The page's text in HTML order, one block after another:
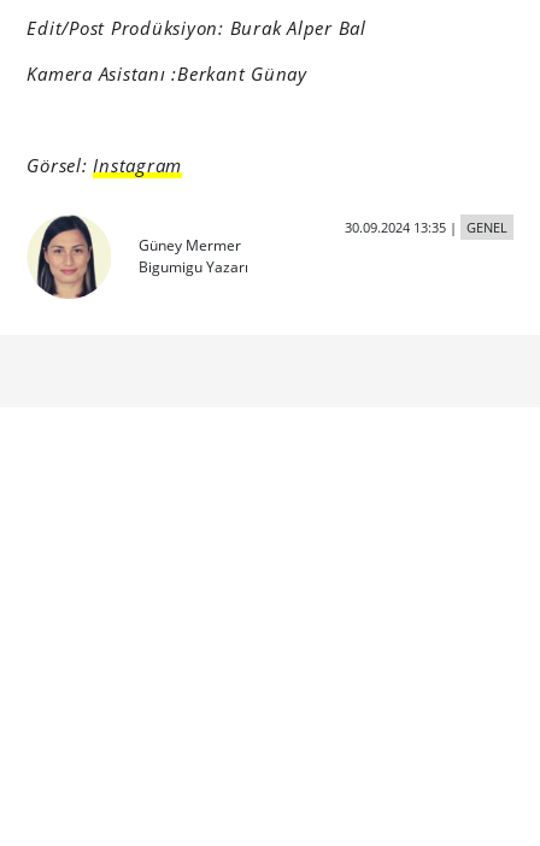
Edit/Post Prodüksiyon: Burak Alper Bal
Kamera Asistanı :Berkant Günay
Görsel:Instagram
Güney Mermer
Bigumigu Yazarı
30.09.2024 13:35| GENEL